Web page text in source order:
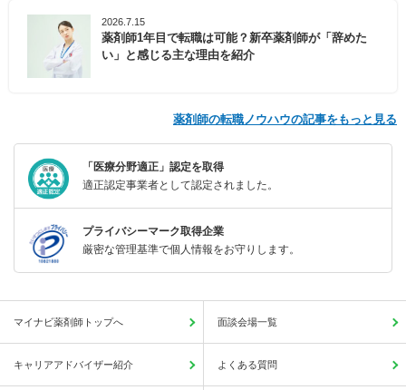
2026.7.15
薬剤師1年目で転職は可能？新卒薬剤師が「辞めた
い」と感じる主な理由を紹介
薬剤師の転職ノウハウの記事をもっと見る
「医療分野適正」認定を取得
適正認定事業者として認定されました。
プライバシーマーク取得企業
厳密な管理基準で個人情報をお守りします。
マイナビ薬剤師トップへ 面談会場一覧
キャリアアドバイザー紹介 よくある質問